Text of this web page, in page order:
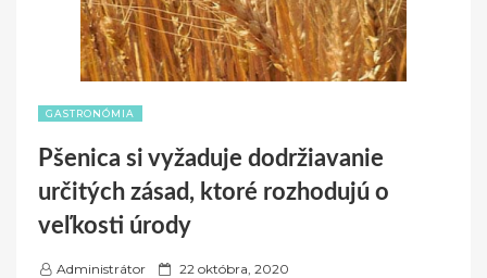
GASTRONÓMIA
Pšenica si vyžaduje dodržiavanie
určitých zásad, ktoré rozhodujú o
veľkosti úrody
Administrátor
P 22 októbra, 2020